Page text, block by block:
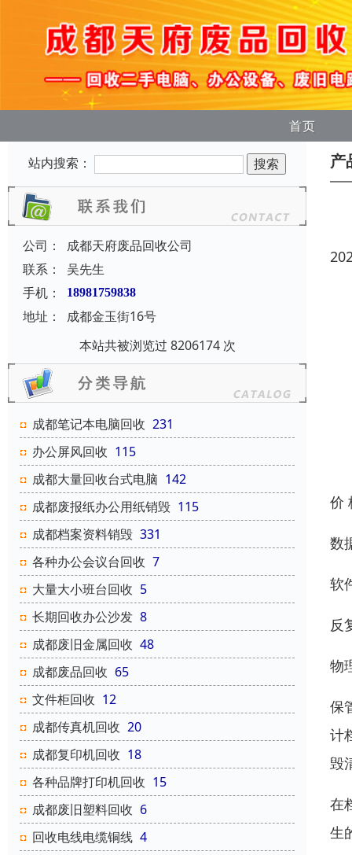
首页
站内搜索：
公司：
成都天府废品回收公司
联系：
吴先生
手机：
18981759838
地址：
成都金玉街16号
本站共被浏览过 8206174 次
成都笔记本电脑回收 231
办公屏风回收 115
成都大量回收台式电脑 142
成都废报纸办公用纸销毁 115
成都档案资料销毁 331
各种办公会议台回收 7
大量大小班台回收 5
长期回收办公沙发 8
成都废旧金属回收 48
成都废品回收 65
文件柜回收 12
成都传真机回收 20
成都复印机回收 18
各种品牌打印机回收 15
成都废旧塑料回收 6
回收电线电缆铜线 4
产
价
数
软
反
物
保
计
毁
在
生